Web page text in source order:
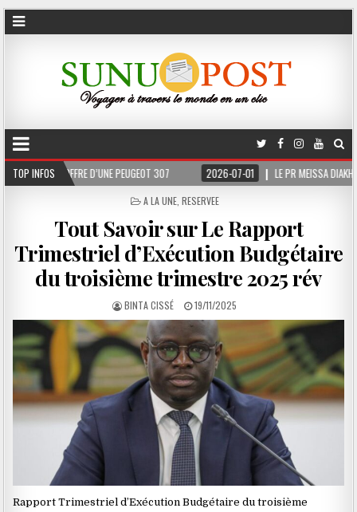
TOP INFOS2026-07-01 LE PR MEISSA DIAKHATÉ NOMMÉ DIRECTEUR DE CABINET
POSTED
A LA UNE, RESERVEE
Tout Savoir sur Le Rapport
Trimestriel d’Exécution Budgétaire
du troisième trimestre 2025 rév
BINTA CISSÉ 19/11/2025
Rapport Trimestriel d’Exécution Budgétaire du troisième